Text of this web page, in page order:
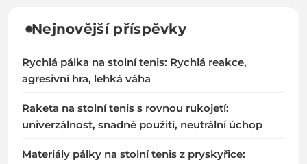
Nejnovější příspěvky
Rychlá pálka na stolní tenis: Rychlá reakce,
agresivní hra, lehká váha
Raketa na stolní tenis s rovnou rukojetí:
univerzálnost, snadné použití, neutrální úchop
Materiály pálky na stolní tenis z pryskyřice: